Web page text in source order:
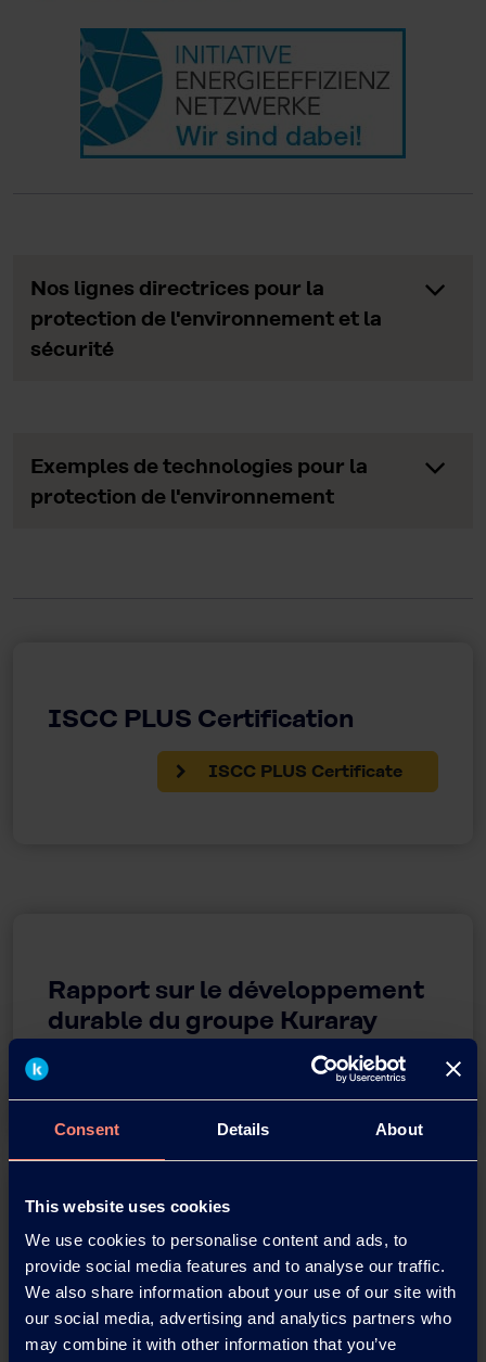
Consent Details About
This website uses cookies
We use cookies to personalise content and ads, to
provide social media features and to analyse our traffic.
We also share information about your use of our site with
our social media, advertising and analytics partners who
may combine it with other information that you’ve
Nos lignes directrices pour la
protection de l'environnement et la
sécurité
Exemples de technologies pour la
protection de l'environnement
ISCC PLUS Certification
ISCC PLUS Certificate
Rapport sur le développement
durable du groupe Kuraray
Téléchargement des brochures
Kuraray
Environmental Policy
Kuraray Environmental Policy